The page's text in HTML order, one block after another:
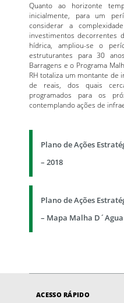
Quanto ao horizonte
inicialmente, para um
considerar a
investimentos decorrentes
hídrica, ampliou-se o
estruturantes para 30
Barragens e o Programa
RH totaliza um montante de
de reais, dos quais
programados para os
contemplando ações de
Plano de Ações
– 2018
Plano de Ações
– Mapa Malha D´Agua
ACESSO RÁPIDO